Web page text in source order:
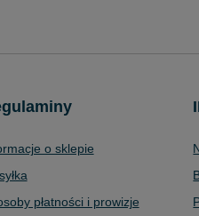
o sklepie
płatności i prowizje